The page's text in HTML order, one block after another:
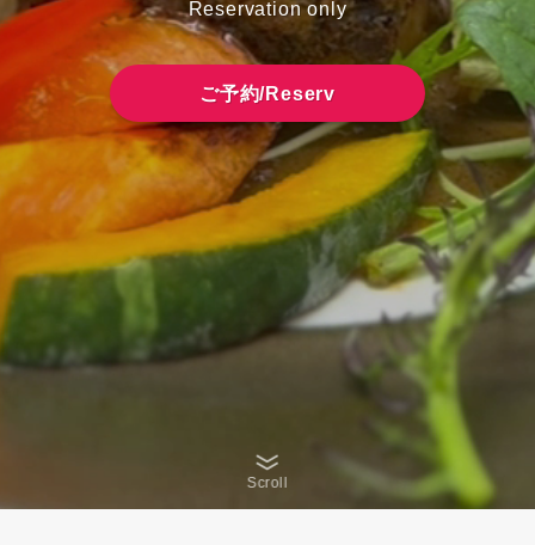
Reservation only
ご予約/Reserv
Scroll